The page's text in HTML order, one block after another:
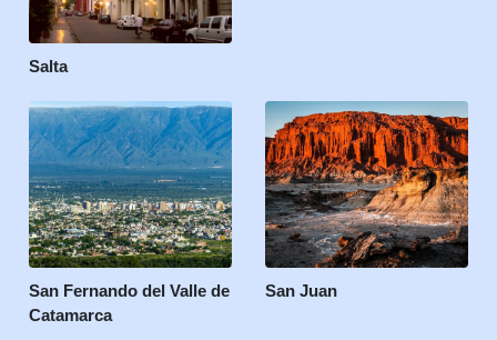
Salta
San Fernando del Valle de
Catamarca
San Juan